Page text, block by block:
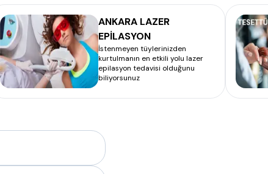
ANKARA LAZER
EPİLASYON
İstenmeyen tüylerinizden
kurtulmanın en etkili yolu lazer
epilasyon tedavisi olduğunu
biliyorsunuz